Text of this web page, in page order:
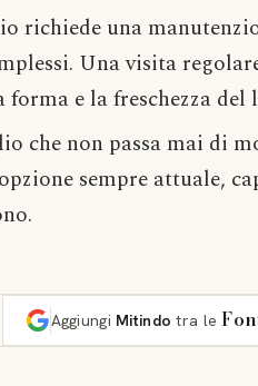
richiede una
Una visita
e la freschezza del
che non passa mai di
sempre attuale,
Aggiungi Mitindo tra le